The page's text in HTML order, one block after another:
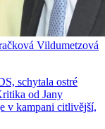
Vildumetzová
schytala ostré
od Jany
v kampani citlivější,